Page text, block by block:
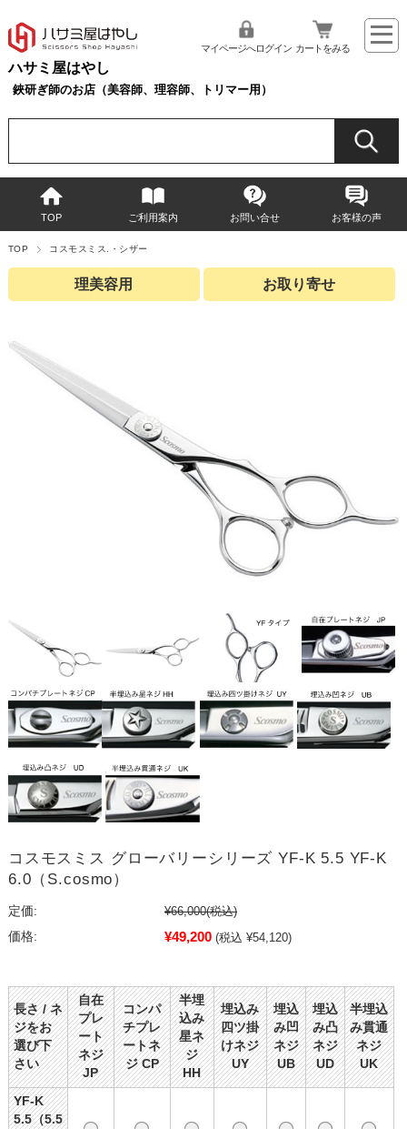
ハサミ屋はやし
鋏研ぎ師のお店（美容師、理容師、トリマー用）
マイページへログイン カートをみる
TOP ご利用案内 お問い合せ お客様の声
TOP コスモスミス.・シザー
理美容用 お取り寄せ
コスモスミス グローバリーシリーズ YF-K 5.5 YF-K
6.0（S.cosmo）
定価: ¥66,000(税込)
価格:
¥49,200 (税込 ¥54,120)
長さ / ネ
ジをお
選び下
さい
自在
プレ
ート
ネジ
JP
コンパ
チプレ
ートネ
ジ CP
半埋
込み
星ネ
ジ
HH
埋込み
四ツ掛
けネジ
UY
埋込
み凹
ネジ
UB
埋込
み凸
ネジ
UD
半埋込
み貫通
ネジ
UK
YF-K
5.5（5.5